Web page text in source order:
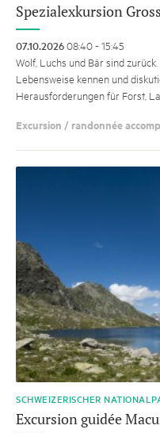
Spezialexkursion
07.10.202608:40 - 15:45
Wolf, Luchs und Bär sind
Lebensweise kennen und
Herausforderungen für Forst,
Excursion / randonnée
SCHWEIZERISCHER
Excursion guidée